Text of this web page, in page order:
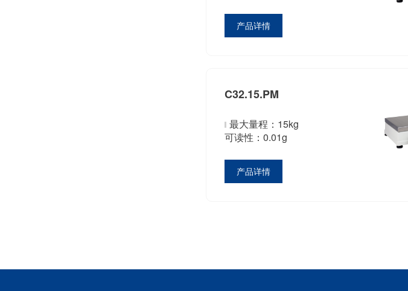
产品详情
C32.15.PM
最大量程：15kg
可读性：0.01g
产品详情